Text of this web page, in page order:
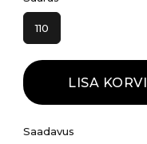
110
LISA KORVI
Saadavus